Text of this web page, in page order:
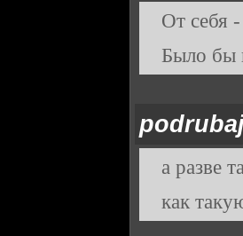
От себя
Было бы
а разве
как